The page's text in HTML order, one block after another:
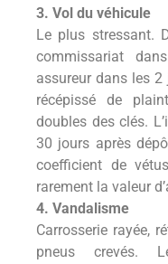
3. Vol du véhicule
Le plus stressant.
commissariat
assureur dans les
récépissé de
doubles des clés.
30 jours après
coefficient de
rarement la valeur
4. Vandalisme
Carrosserie rayée,
pneus crevés.